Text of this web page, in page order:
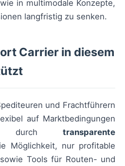
in multimodale Konzepte,
langfristig zu senken.
Carrier in diesem
und Frachtführern
auf Marktbedingungen
durch transparente
Möglichkeit, nur profitable
Tools für Routen- und